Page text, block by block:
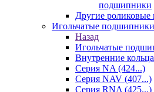
подшипники
Другие
Игольчатые подшипники
Назад
Игольчатые
Внутренние
Серия NA (424...)
Серия NAV (407...)
Серия RNA (425...)